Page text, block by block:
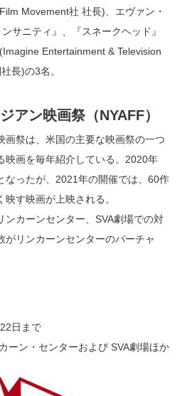
Movement社 社長)、エヴァン・
サニティ』、『スネークヘッド』
Entertainment & Television
長)の3名。
アン映画祭（NYAFF）
画祭は、米国の主要な映画祭の一つ
映画を毎年紹介している。2020年
なったが、2021年の開催では、60作
す映画が上映される。
ンカーンセンター、SVA劇場での対
がリンカーンセンターのバーチャ
日まで
ーン・センターおよび SVA劇場ほか